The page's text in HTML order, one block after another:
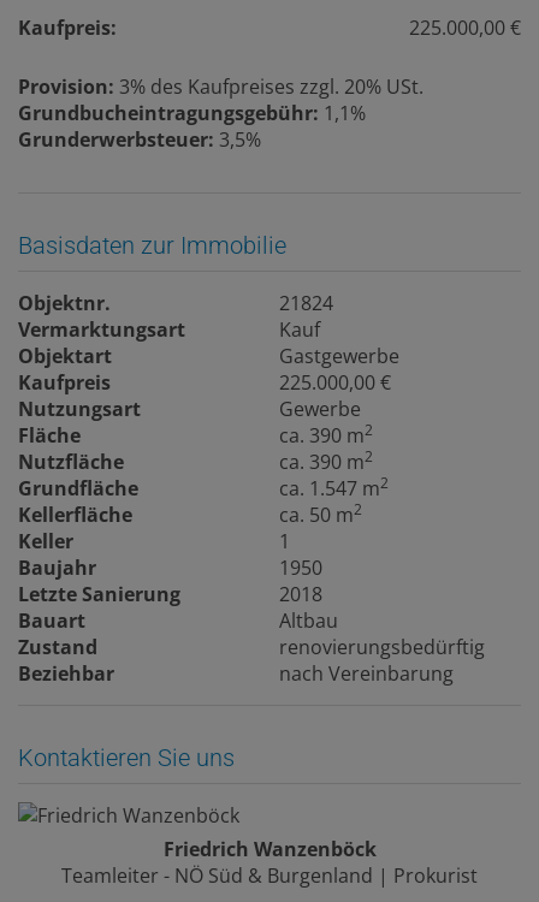
Kaufpreis: 225.000,00 €
Provision: 3% des Kaufpreises zzgl. 20% USt.
Grundbucheintragungsgebühr: 1,1%
Grunderwerbsteuer: 3,5%
Basisdaten zur Immobilie
Objektnr.
21824
Vermarktungsart
Kauf
Objektart
Gastgewerbe
Kaufpreis
225.000,00 €
Nutzungsart
Gewerbe
Fläche
ca. 390 m2
Nutzfläche ca. 390 m2
Grundfläche ca. 1.547 m2
Kellerfläche ca. 50 m2
Keller
1
Baujahr
1950
Letzte Sanierung
2018
Bauart
Altbau
Zustand
renovierungsbedürftig
Beziehbar
nach Vereinbarung
Kontaktieren Sie uns
Friedrich Wanzenböck
Teamleiter - NÖ Süd & Burgenland | Prokurist